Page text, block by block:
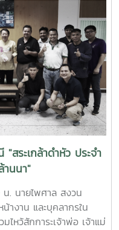
สระเกล้าดำหัว ประจำ
านนา"
. นายไพศาล สงวน
างาน และบุคลากรใน
หว้สักการะเจ้าพ่อ เจ้าแม่